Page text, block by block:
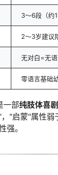
3～6段（约
2～3岁建议
无对白=无
零语言基础
一部纯肢体喜
"启蒙"属性弱
强。